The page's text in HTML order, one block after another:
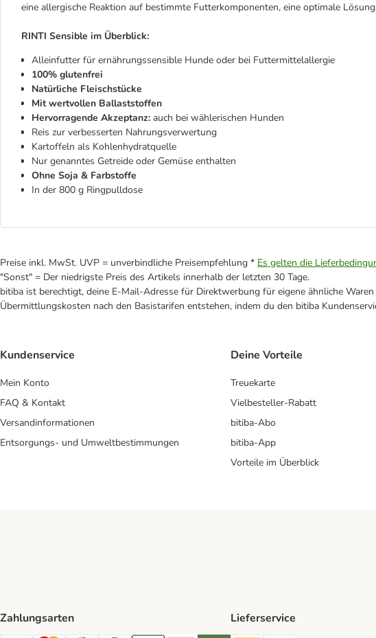
eine allergische Reaktion auf bestimmte Futterkomponenten, eine optimale
RINTI Sensible im Überblick:
Alleinfutter für ernährungssensible Hunde oder bei Futtermittelallergie
100% glutenfrei
Natürliche Fleischstücke
Mit wertvollen Ballaststoffen
Hervorragende Akzeptanz: auch bei wählerischen Hunden
Reis zur verbesserten Nahrungsverwertung
Kartoffeln als Kohlenhydratquelle
Nur genanntes Getreide oder Gemüse enthalten
Ohne Soja & Farbstoffe
In der 800 g Ringpulldose
Preise inkl. MwSt. UVP = unverbindliche Preisempfehlung * Es gelten die
"Sonst" = Der niedrigste Preis des Artikels innerhalb der letzten 30 Tage.
bitiba ist berechtigt, deine E-Mail-Adresse für Direktwerbung für eigene ähnliche
Übermittlungskosten nach den Basistarifen entstehen, indem du den bitiba
Kundenservice
Mein Konto
FAQ & Kontakt
Versandinformationen
Entsorgungs- und Umweltbestimmungen
Deine Vorteile
Treuekarte
Vielbesteller-Rabatt
bitiba-Abo
bitiba-App
Vorteile im Überblick
Zahlungsarten Lieferservice